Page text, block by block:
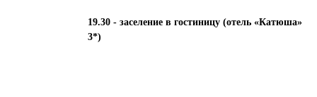
19.30 - заселение в гостиницу (отель «Катюша»
3*)